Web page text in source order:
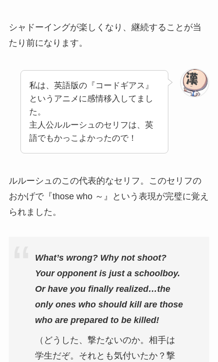
シャドーイングが楽しくなり、継続することが当
たり前になります。
私は、英語版の『コードギアス』
というアニメに感情移入してまし
た。
主人公ルルーシュのセリフは、英
語でもかっこよかったので！
ルルーシュのこの代表的なセリフ。このセリフの
おかげで『those who ～』という表現が完璧に覚え
られました。
What’s wrong? Why not shoot?
Your opponent is just a schoolboy.
Or have you finally realized…the
only ones who should kill are those
who are prepared to be killed!
（どうした、撃たないのか。相手は
学生だぞ。それとも気付いたか？撃